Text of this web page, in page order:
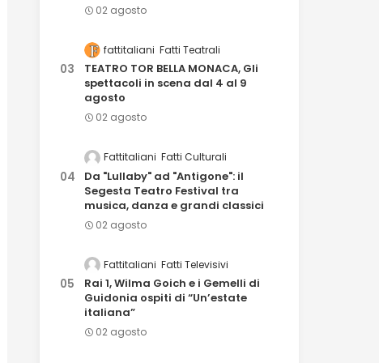
02 agosto
fattitaliani Fatti Teatrali
TEATRO TOR BELLA MONACA, Gli
spettacoli in scena dal 4 al 9
agosto
02 agosto
Fattitaliani Fatti Culturali
Da "Lullaby" ad "Antigone": il
Segesta Teatro Festival tra
musica, danza e grandi classici
02 agosto
Fattitaliani Fatti Televisivi
Rai 1, Wilma Goich e i Gemelli di
Guidonia ospiti di “Un’estate
italiana”
02 agosto